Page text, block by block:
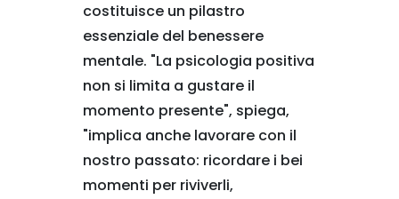
costituisce un pilastro
essenziale del benessere
mentale. "La psicologia positiva
non si limita a gustare il
momento presente", spiega,
"implica anche lavorare con il
nostro passato: ricordare i bei
momenti per riviverli,